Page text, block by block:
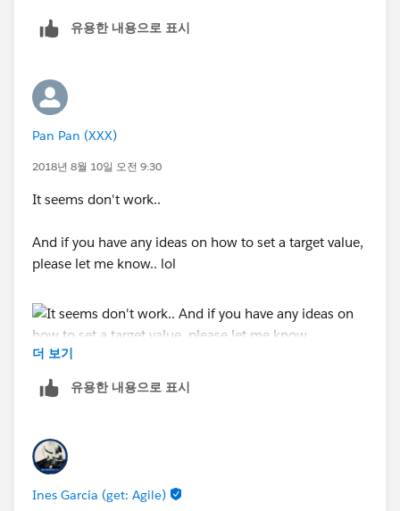
유용한 내용으로 표시
Pan Pan (XXX)
2018년 8월 10일 오전 9:30
It seems don't work..
And if you have any ideas on how to set a target value,
please let me know.. lol
더 보기
유용한 내용으로 표시
Ines Garcia (get: Agile)